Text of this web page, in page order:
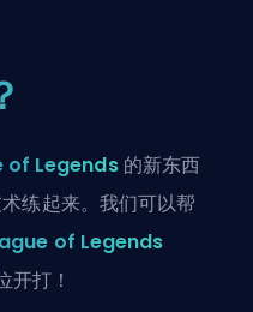
of Legends的新东西
练起来。我们可以帮
of Legends
打！